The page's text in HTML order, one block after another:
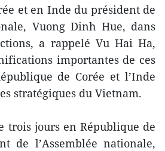
et en Inde du président de
Vuong Dinh Hue, dans
a rappelé Vu Hai Ha,
importantes de ces
de Corée et l’Inde
stratégiques du Vietnam.
trois jours en République de
de l’Assemblée nationale,